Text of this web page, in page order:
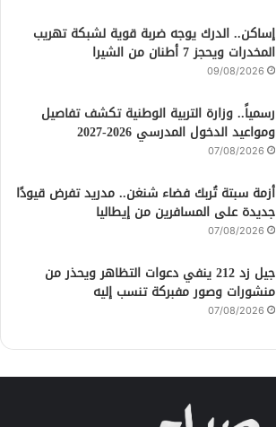
إساكن.. الدرك يوجه ضربة قوية لشبكة تهريب
المخدرات ويحجز 7 أطنان من الشيرا
09/08/2026
رسمياً.. وزارة التربية الوطنية تكشف تفاصيل
ومواعيد الدخول المدرسي 2026-2027
07/08/2026
أزمة سبتة تُربك فضاء شنغن.. مدريد تفرض قيودًا
جديدة على المسافرين من إيطاليا
07/08/2026
جيل زد 212 ينفي دعوات التظاهر ويحذر من
منشورات وصور مفبركة تنسب إليه
07/08/2026